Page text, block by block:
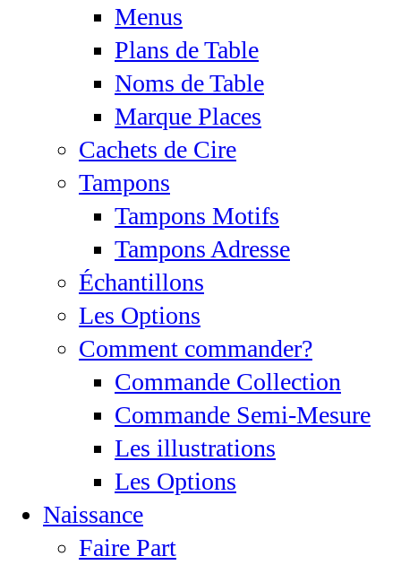
Menus
Plans de Table
Noms de Table
Marque Places
Cachets de Cire
Tampons
Tampons Motifs
Tampons Adresse
Échantillons
Les Options
Comment commander?
Commande Collection
Commande Semi-Mesure
Les illustrations
Les Options
Naissance
Faire Part